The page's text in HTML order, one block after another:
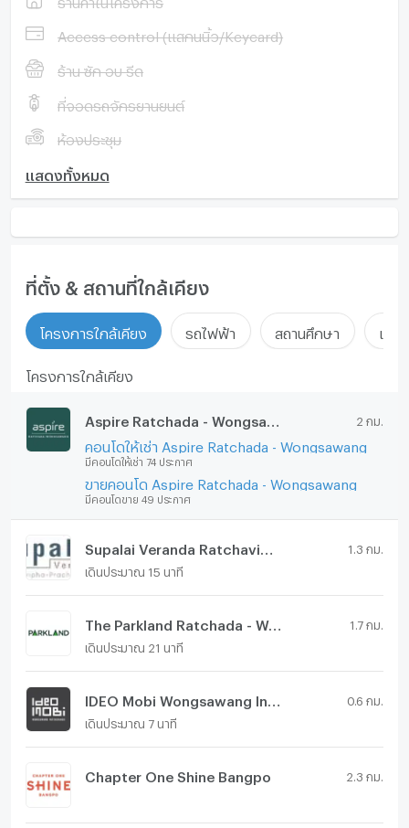
Access control (แสกนนิ้ว/Keycard)
ร้าน ซัก อบ รีด
ที่จอดรถจักรยานยนต์
ห้องประชุม
แสดงทั้งหมด
ที่ตั้ง & สถานที่ใกล้เคียง
โครงการใกล้เคียง รถไฟฟ้า สถานศึกษา แหล่
โครงการใกล้เคียง
2 กม.
คอนโดให้เช่า Aspire Ratchada - Wongsawang
มีคอนโดให้เช่า 74 ประกาศ
ขายคอนโด Aspire Ratchada - Wongsawang
มีคอนโดขาย 49 ประกาศ
1.3 กม.
เดินประมาณ 15 นาที
The Parkland Ratchada - Wongsawang 1.7 กม.
เดินประมาณ 21 นาที
0.6 กม.
เดินประมาณ 7 นาที
Chapter One Shine Bangpo 2.3 กม.